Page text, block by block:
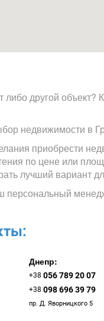
либо другой
недвижимости в
приобрести
по цене или
лучший вариант
персональный
Днепр:
+38 056 789 20 07
+38 098 696 39 79
пр. Д. Яворницкого 5